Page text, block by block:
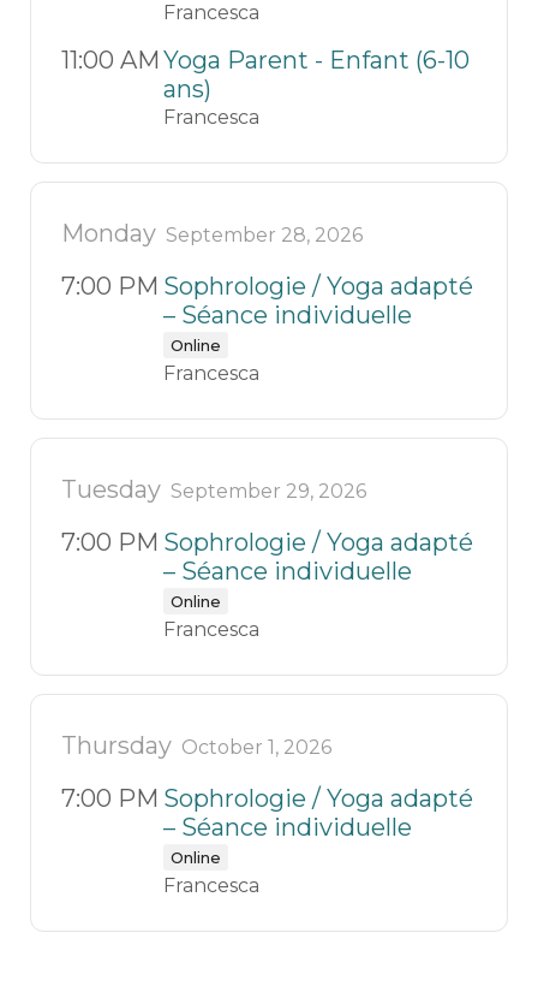
Francesca
11:00 AM Yoga Parent - Enfant (6-10
ans)
Francesca
Monday September 28, 2026
7:00 PM Sophrologie / Yoga adapté
– Séance individuelle
Online
Francesca
Tuesday September 29, 2026
7:00 PM Sophrologie / Yoga adapté
– Séance individuelle
Online
Francesca
Thursday October 1, 2026
7:00 PM Sophrologie / Yoga adapté
– Séance individuelle
Online
Francesca